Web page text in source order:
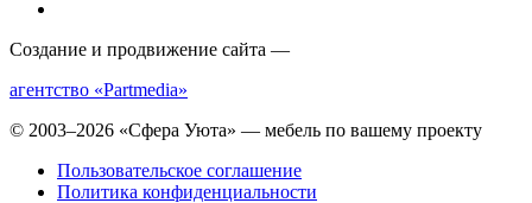
Создание и продвижение сайта —
агентство «Partmedia»
© 2003–2026 «Сфера Уюта» — мебель по вашему проекту
Пользовательское соглашение
Политика конфиденциальности